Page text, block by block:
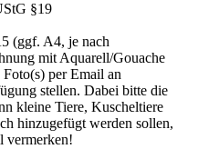
§19
(ggf. A4, je nach
mit Aquarell/Gouache
per Email an
stellen. Dabei bitte die
kleine Tiere, Kuscheltiere
hinzugefügt werden sollen,
vermerken!